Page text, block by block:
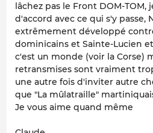
lâchez pas le Front DOM-TOM,
d'accord avec ce qui s'y passe,
extrêmement développé
dominicains et Sainte-Lucien
c'est un monde (voir la Corse)
retransmises sont vraiment
une autre fois d'inviter autre
que "La mûlatraille"
Je vous aime quand même